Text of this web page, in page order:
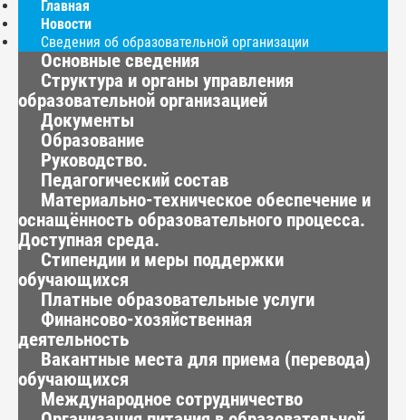
Главная
Новости
Сведения об образовательной организации
Основные сведения
Структура и органы управления
образовательной организацией
Документы
Образование
Руководство.
Педагогический состав
Материально-техническое обеспечение и
оснащённость образовательного процесса.
Доступная среда.
Стипендии и меры поддержки
обучающихся
Платные образовательные услуги
Финансово-хозяйственная
деятельность
Вакантные места для приема (перевода)
обучающихся
Международное сотрудничество